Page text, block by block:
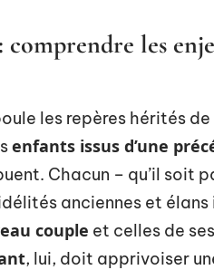
les
les repères hérités
enfants issus d’une
Chacun – qu’il soit
anciennes et élans
couple et celles de
, lui, doit apprivoiser